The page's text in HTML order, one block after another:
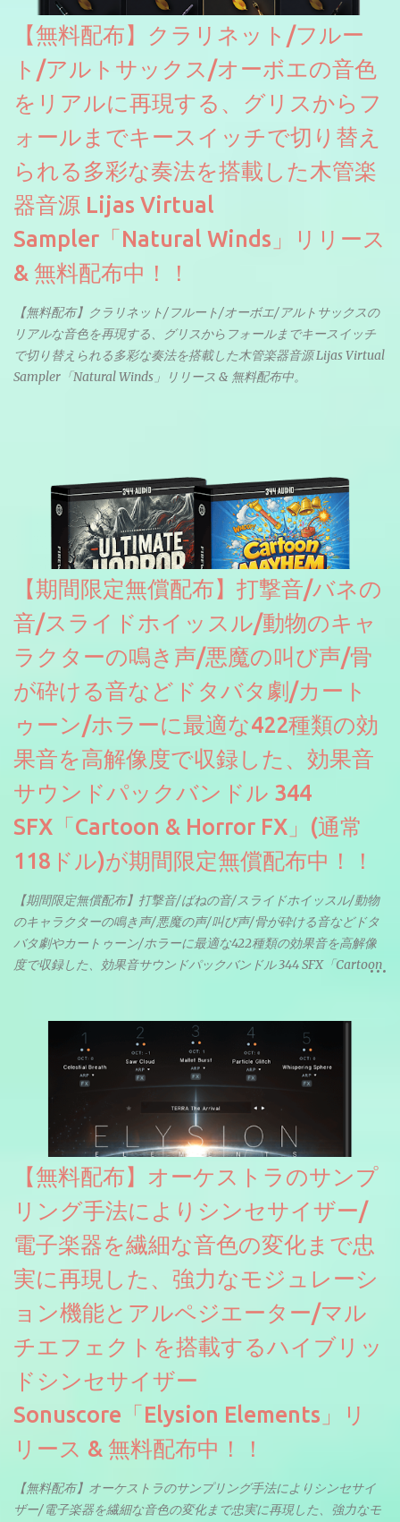
【無料配布】クラリネット/フルー
ト/アルトサックス/オーボエの音色
をリアルに再現する、グリスからフ
ォールまでキースイッチで切り替え
られる多彩な奏法を搭載した木管楽
器音源 Lijas Virtual
Sampler「Natural Winds」リリース
& 無料配布中！！
【無料配布】クラリネット/フルート/オーボエ/アルトサックスの
リアルな音色を再現する、グリスからフォールまでキースイッチ
で切り替えられる多彩な奏法を搭載した木管楽器音源 Lijas Virtual
Sampler「Natural Winds」リリース & 無料配布中。
【期間限定無償配布】打撃音/バネの
音/スライドホイッスル/動物のキャ
ラクターの鳴き声/悪魔の叫び声/骨
が砕ける音などドタバタ劇/カート
ゥーン/ホラーに最適な422種類の効
果音を高解像度で収録した、効果音
サウンドパックバンドル 344
SFX「Cartoon & Horror FX」(通常
118ドル)が期間限定無償配布中！！
【期間限定無償配布】打撃音/ばねの音/スライドホイッスル/動物
のキャラクターの鳴き声/悪魔の声/叫び声/骨が砕ける音などドタ
バタ劇やカートゥーン/ホラーに最適な422種類の効果音を高解像
度で収録した、効果音サウンドパックバンドル 344 SFX「Cartoon
【無料配布】オーケストラのサンプ
リング手法によりシンセサイザー/
電子楽器を繊細な音色の変化まで忠
実に再現した、強力なモジュレーシ
ョン機能とアルペジエーター/マル
チエフェクトを搭載するハイブリッ
ドシンセサイザー
Sonuscore「Elysion Elements」リ
リース & 無料配布中！！
【無料配布】オーケストラのサンプリング手法によりシンセサイ
ザー/電子楽器を繊細な音色の変化まで忠実に再現した、強力なモ